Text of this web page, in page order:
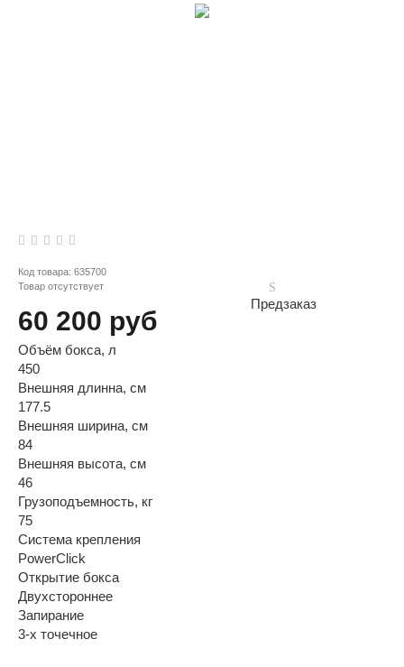
Код товара: 635700
Товар отсутствует
60 200 руб
Предзаказ
Объём бокса, л
450
Внешняя длинна, см
177.5
Внешняя ширина, см
84
Внешняя высота, см
46
Грузоподъемность, кг
75
Система крепления
PowerClick
Открытие бокса
Двухстороннее
Запирание
3-х точечное